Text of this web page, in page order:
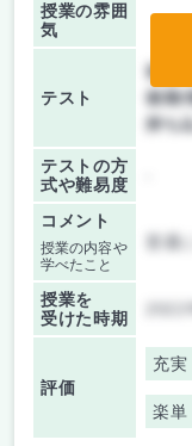
授業の雰囲
気
テスト
前期/
後期/
持ち
テストの方
式や難易度
コメント
授業の内容や
学べたこと
普通
授業を
受けた時期
評価
充実
楽単